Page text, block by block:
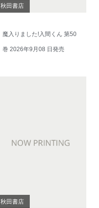
秋田書店
魔入りました!入間くん 第50
巻 2026年9月08 日発売
秋田書店